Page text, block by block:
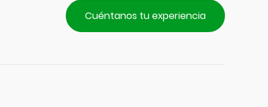
Cuéntanos tu experiencia